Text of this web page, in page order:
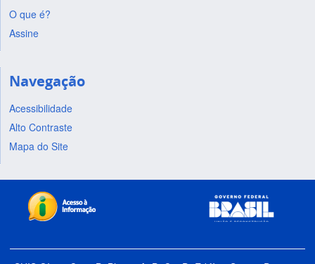
O que é?
Assine
Navegação
Acessibilidade
Alto Contraste
Mapa do Site